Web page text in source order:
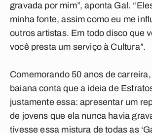
gravada por mim”, aponta Gal.
minha fonte, assim como eu me
outros artistas. Em todo disco que
você presta um serviço à Cultura”.
Comemorando 50 anos de
baiana conta que a ideia de
justamente essa: apresentar um
de jovens que ela nunca havia
tivesse essa mistura de todas as